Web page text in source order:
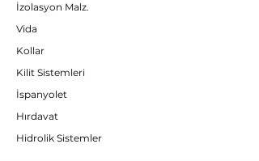
İzolasyon Malz.
Vida
Kollar
Kilit Sistemleri
İspanyolet
Hırdavat
Hidrolik Sistemler